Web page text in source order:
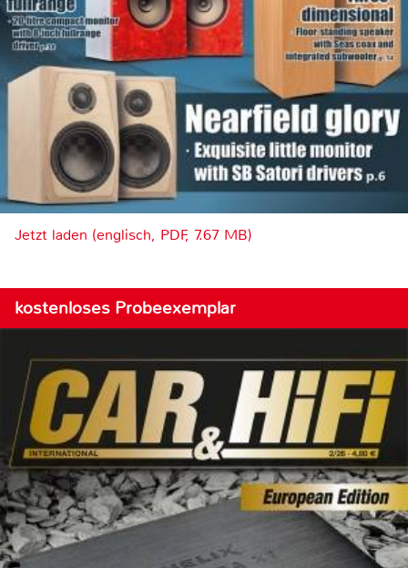
Jetzt laden (englisch, PDF, 7.67 MB)
kostenloses Probeexemplar